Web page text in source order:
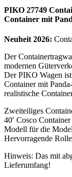
PIKO 27749
Container mit
Neuheit 2026:
Der
modernen
Der PIKO Wagen ist
Container mit
realistische
Zweiteiliges
40′ Cosco
Modell für die
Hervorragende
Hinweis: Das mit
Lieferumfang!